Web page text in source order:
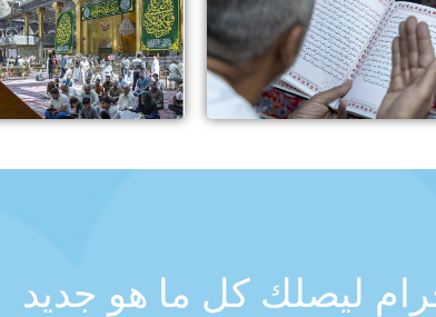
ليصلك كل ما هو جديد